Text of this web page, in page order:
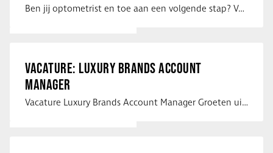
Ben jij optometrist en toe aan een volgende stap? Voor een optiekketen is Eye …
VACATURE: LUXURY BRANDS ACCOUNT
MANAGER
Vacature Luxury Brands Account Manager Groeten uit Spanje! Vanaf mijn …